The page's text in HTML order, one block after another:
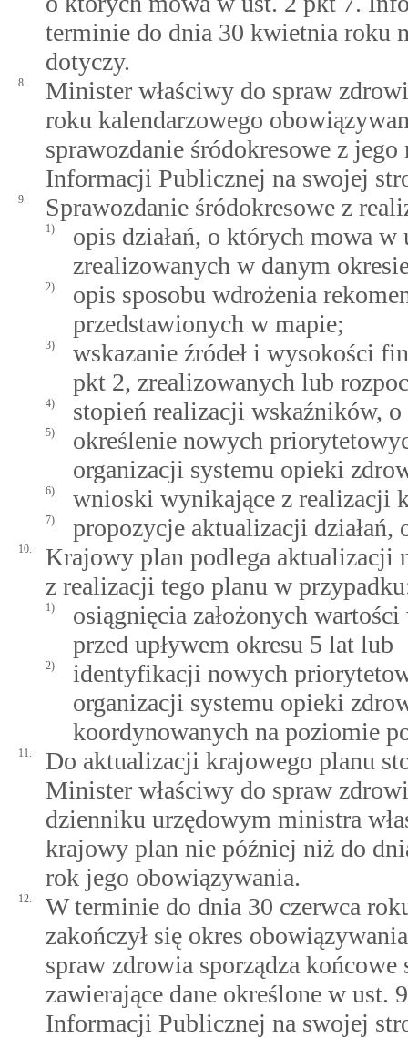
terminie do dnia 30 kwietnia roku
dotyczy.
8.
Minister właściwy do spraw
roku kalendarzowego
sprawozdanie śródokresowe z
Informacji Publicznej na swojej
9. Sprawozdanie śródokresowe z
1)
opis działań, o których mowa
zrealizowanych w danym
2)
opis sposobu wdrożenia
przedstawionych w mapie;
3)
wskazanie źródeł i wysokości
pkt 2, zrealizowanych lub
4) stopień realizacji wskaźników,
5)
określenie nowych
organizacji systemu opieki
6) wnioski wynikające z realizacji
7) propozycje aktualizacji
10.
Krajowy plan podlega aktualizacji
z realizacji tego planu w
1)
osiągnięcia założonych
przed upływem okresu 5 lat lub
2)
identyfikacji nowych
organizacji systemu opieki
koordynowanych na poziomie
11.
Do aktualizacji krajowego planu
Minister właściwy do spraw
dzienniku urzędowym ministra
krajowy plan nie później niż do
rok jego obowiązywania.
12.
W terminie do dnia 30 czerwca
zakończył się okres
spraw zdrowia sporządza
zawierające dane określone w
Informacji Publicznej na swojej